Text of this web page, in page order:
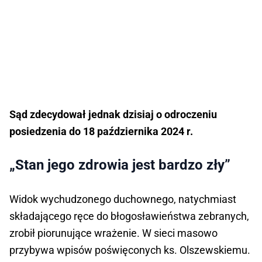
Sąd zdecydował jednak dzisiaj o odroczeniu
posiedzenia do 18 października 2024 r.
„Stan jego zdrowia jest bardzo zły”
Widok wychudzonego duchownego, natychmiast
składającego ręce do błogosławieństwa zebranych,
zrobił piorunujące wrażenie. W sieci masowo
przybywa wpisów poświęconych ks. Olszewskiemu.